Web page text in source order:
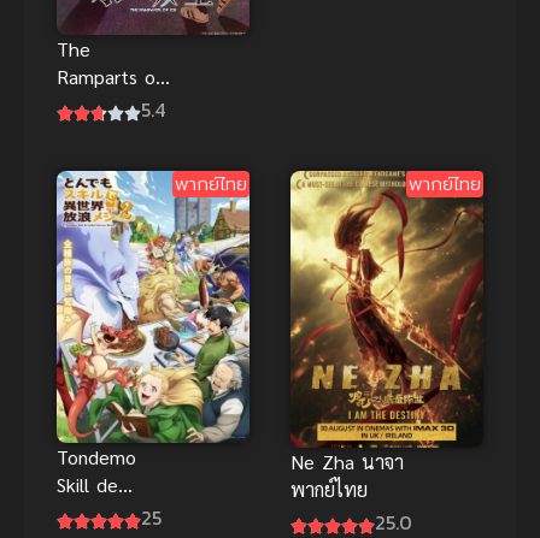
The
Ramparts of
Ice ปราการ
รักวัยรุ่นสุดซึ้ง
5.4
พากย์ไทย
Tondemo
Skill de
Isekai Hourou
25
พากย์ไทย
Ne Zha นาจา
พากย์ไทย
25.0